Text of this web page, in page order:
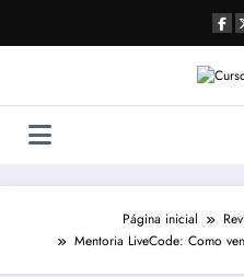
o
Página inicial
Mentoria LiveCode: Como